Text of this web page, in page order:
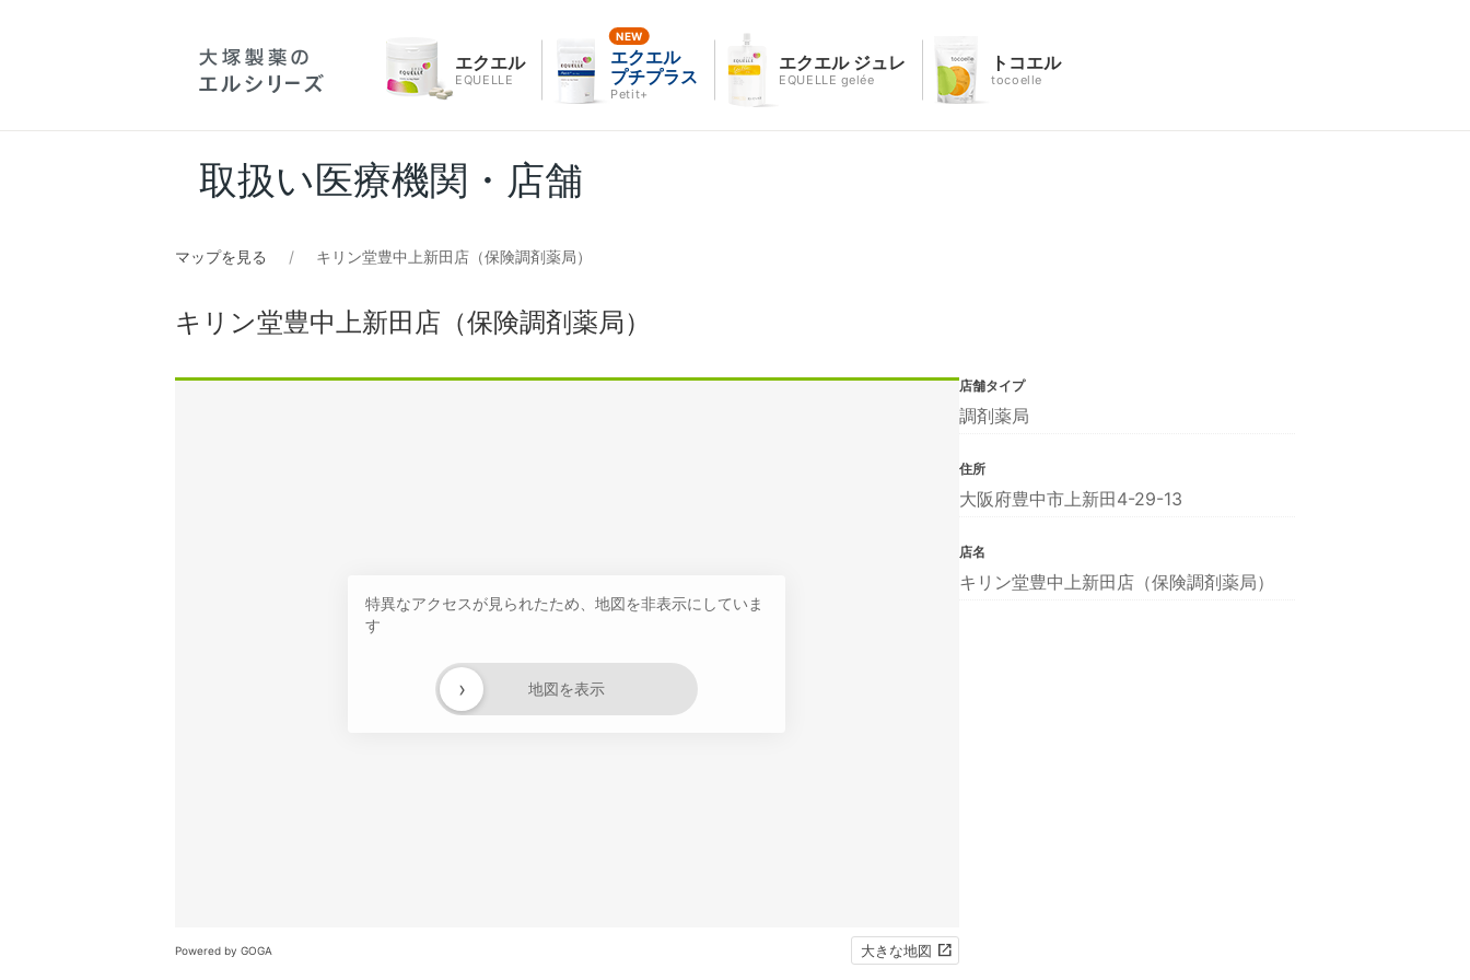
エクエル
EQUELLE
エクエル
プチプラス
Petit+
エクエル ジュレ
EQUELLE gelée
トコエル
tocoelle
取扱い医療機関・店舗
マップを見る キリン堂豊中上新田店（保険調剤薬局）
キリン堂豊中上新田店（保険調剤薬局）
特異なアクセスが見られたため、地図を非表示にしていま
す
地図を表示
›
Powered by GOGA 大きな地図
店舗タイプ
調剤薬局
住所
大阪府豊中市上新田4-29-13
店名
キリン堂豊中上新田店（保険調剤薬局）